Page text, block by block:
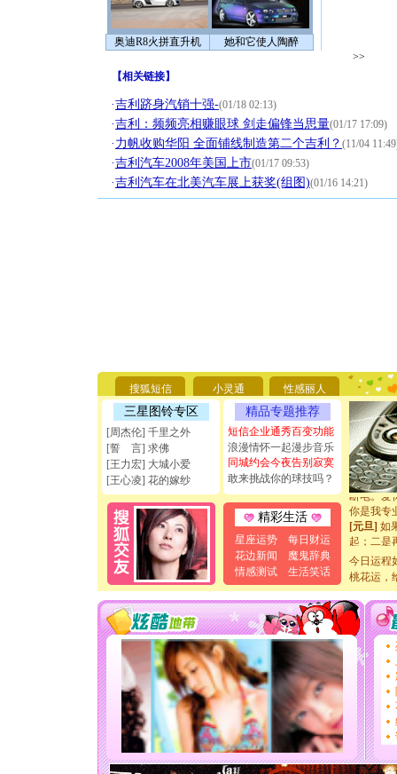
奥迪R8火拼直升机 她和它使人陶醉
>>
【相关链接】
·吉利跻身汽销十强-(01/18 02:13)
·吉利：频频亮相赚眼球 剑走偏锋当思量(01/17 17:09)
· 力帆收购华阳 全面铺线制造第二个吉利？ (11/04
·吉利汽车2008年美国上市(01/17 09:53)
·吉利汽车在北美汽车展上获奖(组图)(01/16 14:21)
搜狐短信 小灵通 性感丽人
三星图铃专区
[周杰伦] 千里之外
[誓 言] 求佛
[王力宏] 大城小爱
[王心凌] 花的嫁纱
精品专题推荐
短信企业通秀百变功能
浪漫情怀一起漫步音乐
同城约会今夜告别寂寞
敢来挑战你的球技吗？
精彩生活
星座运势
每日财运
花边新闻
魔鬼辞典
情感测试
生活笑话
你太多，
要平安
[圣诞节]
能正大光
天都要快
[圣诞节]
如意,快
[元旦]看
断电。爱
你是我专
[元旦] 如
起；二是
[元旦]当
泣，这痛
[春节]风
颜！冬
道一声
[春节]
片叶子
送你一
[圣诞节]
你太多
要平安
[圣诞节]
能正大光
今日运程
桃花运，